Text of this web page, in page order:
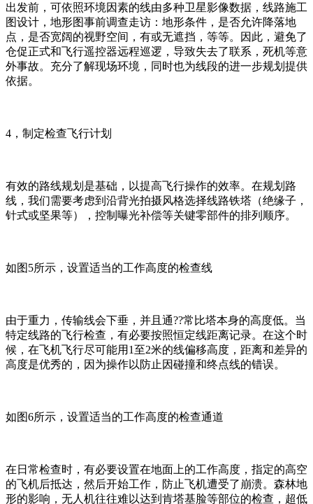
出发前，可依照环境因素的线由多种卫星影像数据，线路施工
图设计，地形图事前调查走访：地形条件，是否允许降落地
点，是否宽阔的视野空间，有或无遮挡，等等。因此，避免了
仓促正式和飞行遥控器远程巡逻，导致失去了联系，死机等意
外事故。充分了解现场环境，同时也为线段的进一步规划提供
依据。
4，制定检查飞行计划
有效的路线规划是基础，以提高飞行操作的效率。在规划路
线，我们需要考虑到沿背光拍摄风格选择线路铁塔（绝缘子，
针式或坚果等），控制曝光补偿等关键零部件的排列顺序。
如图5所示，设置适当的工作高度的检查线
由于重力，传输线会下垂，并且通??常比塔本身的高度低。当
特定线路的飞行检查，有必要按照恒定线距离记录。在这个时
候，在飞机飞行尽可能用1至2米的线偏移高度，距离和差异的
高度是优秀的，因为操作以防止因碰撞和终点线的错误。
如图6所示，设置适当的工作高度的检查通道
在日常检查时，有必要设置在地面上的工作高度，指定的高空
的飞机后抵达，然后开始工作，防止飞机遭受了崩溃。森林地
形的影响，无人机往往难以达到肯塔基脸等部位的检查，超低